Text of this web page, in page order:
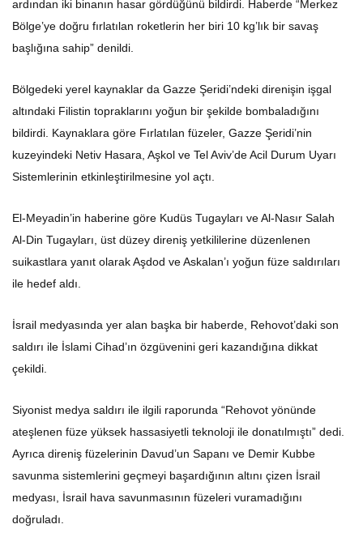
ardından iki binanın hasar gördüğünü bildirdi. Haberde “Merkez
Bölge’ye doğru fırlatılan roketlerin her biri 10 kg’lık bir savaş
başlığına sahip” denildi.
Bölgedeki yerel kaynaklar da Gazze Şeridi’ndeki direnişin işgal
altındaki Filistin topraklarını yoğun bir şekilde bombaladığını
bildirdi. Kaynaklara göre Fırlatılan füzeler, Gazze Şeridi’nin
kuzeyindeki Netiv Hasara, Aşkol ve Tel Aviv’de Acil Durum Uyarı
Sistemlerinin etkinleştirilmesine yol açtı.
El-Meyadin’in haberine göre Kudüs Tugayları ve Al-Nasır Salah
Al-Din Tugayları, üst düzey direniş yetkililerine düzenlenen
suikastlara yanıt olarak Aşdod ve Askalan’ı yoğun füze saldırıları
ile hedef aldı.
İsrail medyasında yer alan başka bir haberde, Rehovot’daki son
saldırı ile İslami Cihad’ın özgüvenini geri kazandığına dikkat
çekildi.
Siyonist medya saldırı ile ilgili raporunda “Rehovot yönünde
ateşlenen füze yüksek hassasiyetli teknoloji ile donatılmıştı” dedi.
Ayrıca direniş füzelerinin Davud’un Sapanı ve Demir Kubbe
savunma sistemlerini geçmeyi başardığının altını çizen İsrail
medyası, İsrail hava savunmasının füzeleri vuramadığını
doğruladı.